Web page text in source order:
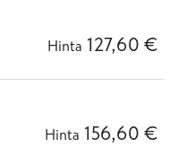
Hinta 127,60 €
Hinta 156,60 €